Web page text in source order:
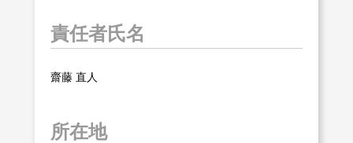
責任者氏名
齋藤 直人
所在地